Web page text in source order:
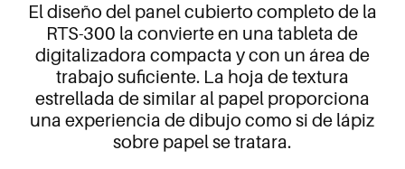
El diseño del panel cubierto completo de la
RTS-300 la convierte en una tableta de
digitalizadora compacta y con un área de
trabajo suficiente. La hoja de textura
estrellada de similar al papel proporciona
una experiencia de dibujo como si de lápiz
sobre papel se tratara.